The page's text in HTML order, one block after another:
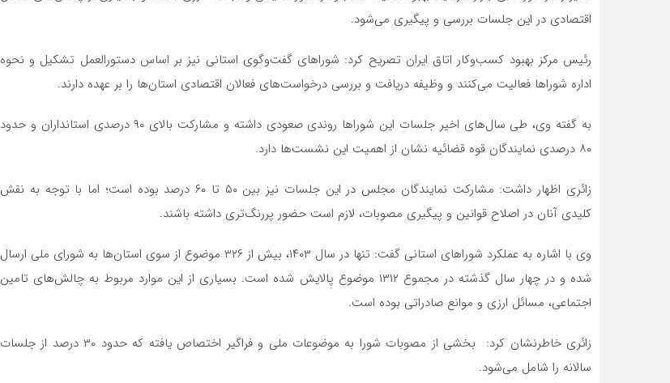
اقتصادی در این جلسات بررسی و پیگیری می‌شود.
رئیس مرکز بهبود کسب‌وکار اتاق ایران تصریح کرد: شوراهای گفت‌وگوی استانی نیز بر اساس دستورالعمل تشکیل و نحوه
اداره شوراها فعالیت می‌کنند و وظیفه دریافت و بررسی درخواست‌های فعالان اقتصادی استان‌ها را بر عهده دارند.
به گفته وی، طی سال‌های اخیر جلسات این شوراها روندی صعودی داشته و مشارکت بالای ۹۰ درصدی استانداران و حدود
۸۰ درصدی نمایندگان قوه قضائیه نشان از اهمیت این نشست‌ها دارد.
زائری اظهار داشت: مشارکت نمایندگان مجلس در این جلسات نیز بین ۵۰ تا ۶۰ درصد بوده است؛ اما با توجه به نقش
کلیدی آنان در اصلاح قوانین و پیگیری مصوبات، لازم است حضور پررنگ‌تری داشته باشند.
وی با اشاره به عملکرد شوراهای استانی گفت: تنها در سال ۱۴۰۳، بیش از ۳۲۶ موضوع از سوی استان‌ها به شورای ملی ارسال
شده و در چهار سال گذشته در مجموع ۱۳۱۲ موضوع پالایش شده است. بسیاری از این موارد مربوط به چالش‌های تامین
اجتماعی، مسائل ارزی و موانع صادراتی بوده است.
زائری خاطرنشان کرد: بخشی از مصوبات شورا به موضوعات ملی و فراگیر اختصاص یافته که حدود ۳۰ درصد از جلسات
سالانه را شامل می‌شود.